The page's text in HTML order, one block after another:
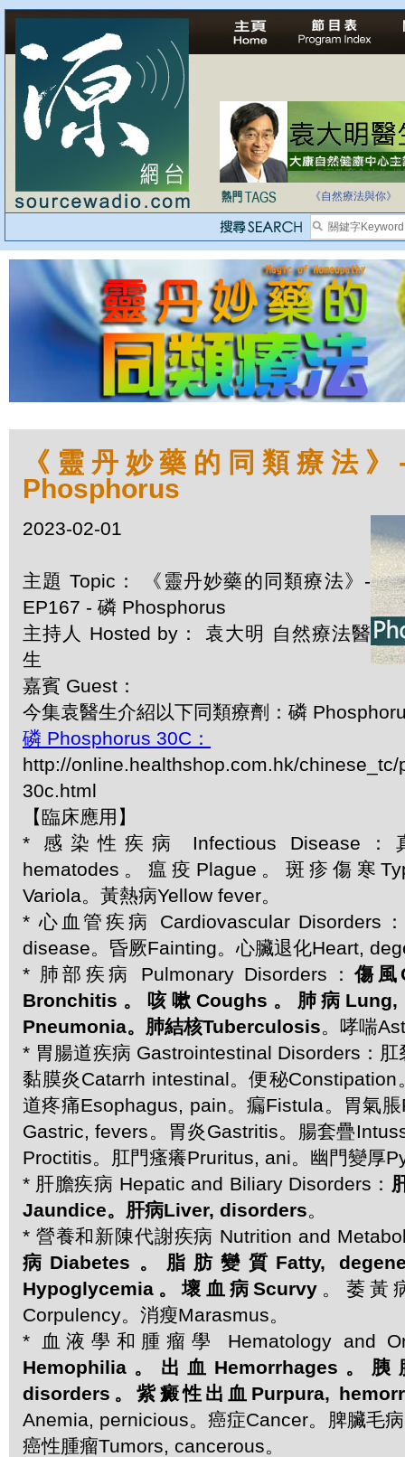
自家教育合法化-
《自然療法與你》
《靈丹妙藥的同類療法》
Phosphorus
2023-02-01
主題 Topic： 《靈丹妙藥的同類療法》-
EP167 - 磷 Phosphorus
主持人 Hosted by： 袁大明 自然療法醫
生
嘉賓 Guest：
今集袁醫生介紹以下同類療劑：磷
磷 Phosphorus 30C：
http://online.healthshop.com.hk/chinese_tc/
30c.html
【臨床應用】
* 感染性疾病 Infectious Disease：
hematodes。瘟疫Plague。斑疹傷寒
Variola。黃熱病Yellow fever。
* 心血管疾病 Cardiovascular Disorders
disease。昏厥Fainting。心臟退化Heart,
* 肺部疾病 Pulmonary Disorders：傷風
Bronchitis。咳嗽Coughs。肺病
Pneumonia。肺結核Tuberculosis。哮喘
* 胃腸道疾病 Gastrointestinal Disorders：
黏膜炎Catarrh intestinal。便秘Constipation
道疼痛Esophagus, pain。瘺Fistula。胃氣
Gastric, fevers。胃炎Gastritis。腸套疊
Proctitis。肛門瘙癢Pruritus, ani。幽門變厚
* 肝膽疾病 Hepatic and Biliary Disorders：
Jaundice。肝病Liver, disorders。
* 營養和新陳代謝疾病 Nutrition and
病Diabetes。脂肪變質Fatty,
Hypoglycemia。壞血病Scurvy 。萎黃
Corpulency。消瘦Marasmus。
* 血液學和腫瘤學 Hematology and
Hemophilia。出血Hemorrhages。胰
disorders。紫癜性出血Purpura,
Anemia, pernicious。癌症Cancer。脾臟毛
癌性腫瘤Tumors, cancerous。